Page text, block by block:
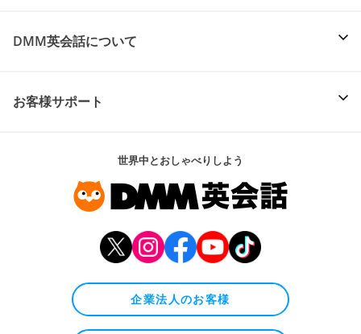
DMM英会話について
お客様サポート
世界中とおしゃべりしよう
企業法人のお客様